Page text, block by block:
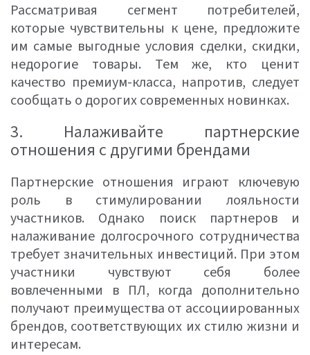
Рассматривая сегмент потребителей,
которые чувствительны к цене, предложите
им самые выгодные условия сделки, скидки,
недорогие товары. Тем же, кто ценит
качество премиум-класса, напротив, следует
сообщать о дорогих современных новинках.
3. Налаживайте партнерские
отношения с другими брендами
Партнерские отношения играют ключевую
роль в стимулировании лояльности
участников. Однако поиск партнеров и
налаживание долгосрочного сотрудничества
требует значительных инвестиций. При этом
участники чувствуют себя более
вовлеченными в ПЛ, когда дополнительно
получают преимущества от ассоциированных
брендов, соответствующих их стилю жизни и
интересам.